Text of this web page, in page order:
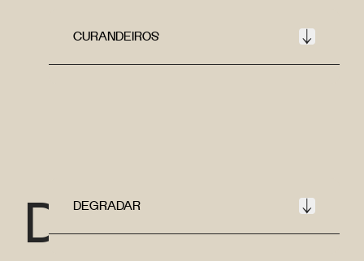
CURANDEIROS
D DEGRADAR